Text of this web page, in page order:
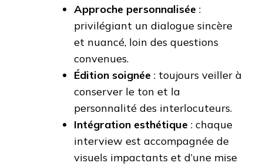
Approche personnalisée :
privilégiant un dialogue sincère
et nuancé, loin des questions
convenues.
Édition soignée : toujours veiller à
conserver le ton et la
personnalité des interlocuteurs.
Intégration esthétique : chaque
interview est accompagnée de
visuels impactants et d’une mise